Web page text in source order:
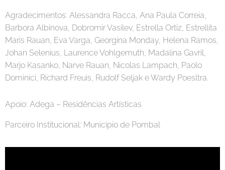
Agradecimentos: Alessandra Racca, Ana Paula Correia,
Barbora Albinova, Dobromir Vasilev, Estrella Ortiz, Estrellita
Maris Rauan, Eva Varga, Georgina Monday, Helena Ramos,
Johan Selenius, Laurence Vohlgemuth, Madalina Gavril,
Marjo Kasanko, Narve Rauan, Nicolas Lampach, Paolo
Dominici, Richard Freuis, Rudolf Seljak e Wardy Poesltra.
Apoio: Adega – Residências Artísticas
Parceiro Institucional: Município de Pombal